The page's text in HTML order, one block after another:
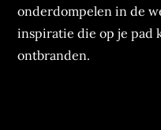
onderdompelen in de
inspiratie die op je pad
ontbranden.